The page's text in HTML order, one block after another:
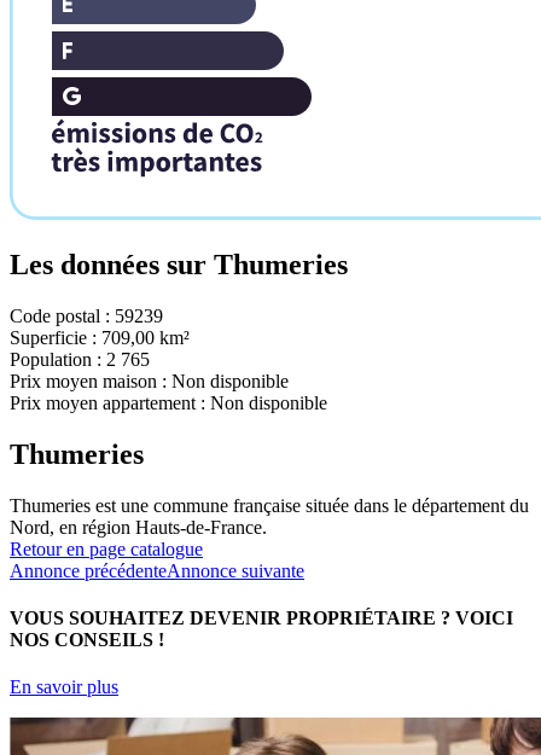
Les données sur Thumeries
Code postal : 59239
Superficie : 709,00 km²
Population : 2 765
Prix moyen maison : Non disponible
Prix moyen appartement : Non disponible
Thumeries
Thumeries est une commune française située dans le département du
Nord, en région Hauts-de-France.
Retour en page catalogue
Annonce précédenteAnnonce suivante
VOUS SOUHAITEZ DEVENIR PROPRIÉTAIRE ? VOICI
NOS CONSEILS !
En savoir plus